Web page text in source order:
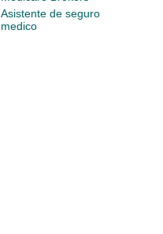
Asistente de seguro
medico